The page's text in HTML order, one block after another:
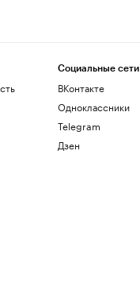
Социальные сети
ВКонтакте
Одноклассники
Telegram
Дзен